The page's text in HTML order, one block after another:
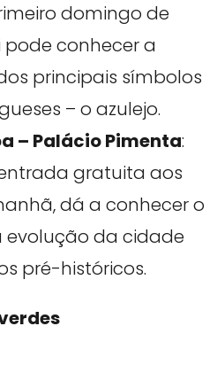
domingo de
conhecer a
principais símbolos
– o azulejo.
– Palácio Pimenta:
gratuita aos
dá a conhecer o
evolução da cidade
pré-históricos.